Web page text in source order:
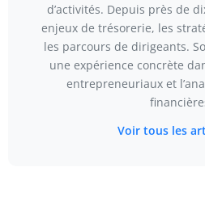
d’activités. Depuis près de
enjeux de trésorerie, les
les parcours de dirigeants.
une expérience concrète
entrepreneuriaux et
Voir tous les